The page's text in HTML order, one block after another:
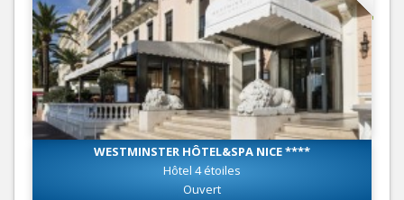
WESTMINSTER HÔTEL&SPA NICE ****
Hôtel 4 étoiles
Ouvert